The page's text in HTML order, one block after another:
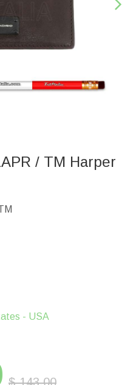
/ TM Harper
- USA
$ 143.00